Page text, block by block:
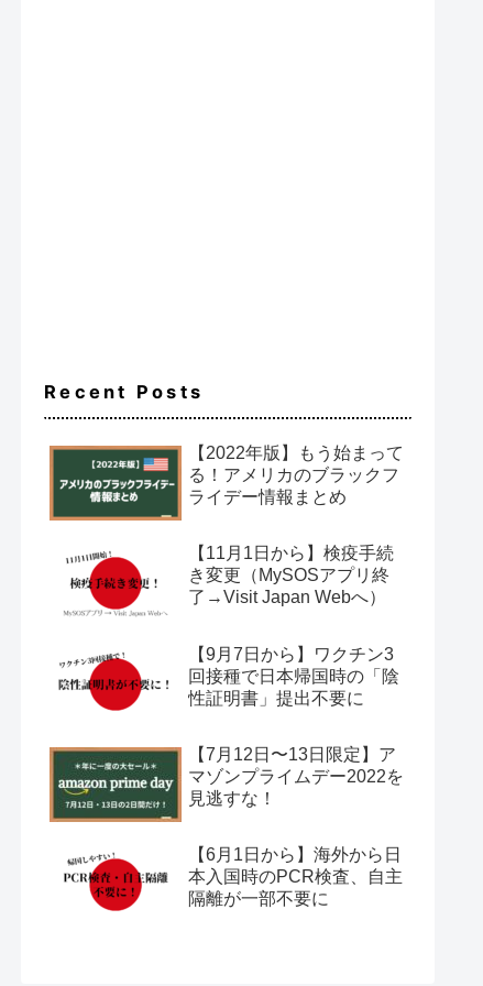
Recent Posts
【2022年版】もう始まって
る！アメリカのブラックフ
ライデー情報まとめ
【11月1日から】検疫手続
き変更（MySOSアプリ終
了→Visit Japan Webへ）
【9月7日から】ワクチン3
回接種で日本帰国時の「陰
性証明書」提出不要に
【7月12日〜13日限定】ア
マゾンプライムデー2022を
見逃すな！
【6月1日から】海外から日
本入国時のPCR検査、自主
隔離が一部不要に